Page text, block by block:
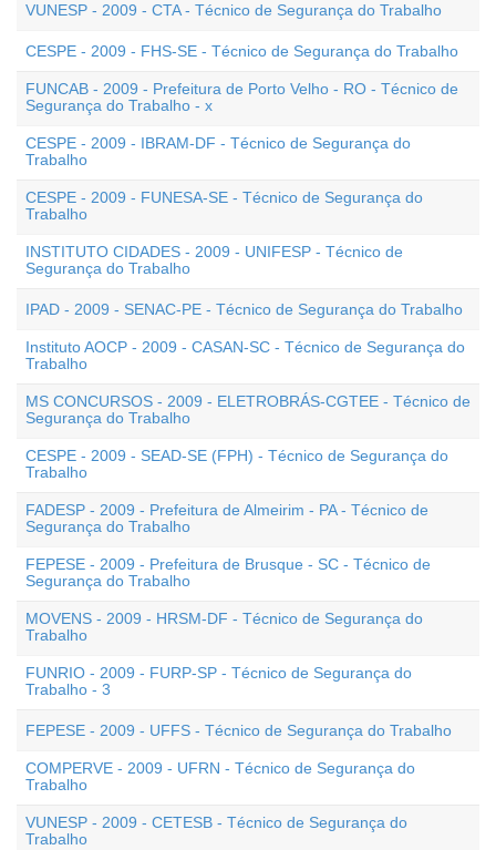
VUNESP - 2009 - CTA - Técnico de Segurança do Trabalho
CESPE - 2009 - FHS-SE - Técnico de Segurança do Trabalho
FUNCAB - 2009 - Prefeitura de Porto Velho - RO - Técnico de
Segurança do Trabalho - x
CESPE - 2009 - IBRAM-DF - Técnico de Segurança do
Trabalho
CESPE - 2009 - FUNESA-SE - Técnico de Segurança do
Trabalho
INSTITUTO CIDADES - 2009 - UNIFESP - Técnico de
Segurança do Trabalho
IPAD - 2009 - SENAC-PE - Técnico de Segurança do Trabalho
Instituto AOCP - 2009 - CASAN-SC - Técnico de Segurança do
Trabalho
MS CONCURSOS - 2009 - ELETROBRÁS-CGTEE - Técnico de
Segurança do Trabalho
CESPE - 2009 - SEAD-SE (FPH) - Técnico de Segurança do
Trabalho
FADESP - 2009 - Prefeitura de Almeirim - PA - Técnico de
Segurança do Trabalho
FEPESE - 2009 - Prefeitura de Brusque - SC - Técnico de
Segurança do Trabalho
MOVENS - 2009 - HRSM-DF - Técnico de Segurança do
Trabalho
FUNRIO - 2009 - FURP-SP - Técnico de Segurança do
Trabalho - 3
FEPESE - 2009 - UFFS - Técnico de Segurança do Trabalho
COMPERVE - 2009 - UFRN - Técnico de Segurança do
Trabalho
VUNESP - 2009 - CETESB - Técnico de Segurança do
Trabalho